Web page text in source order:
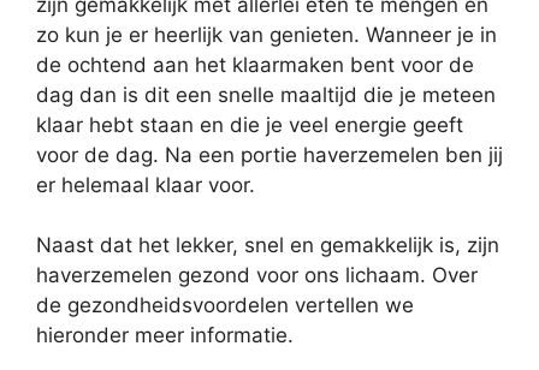
zo kun je er heerlijk van genieten. Wanneer je in
de ochtend aan het klaarmaken bent voor de
dag dan is dit een snelle maaltijd die je meteen
klaar hebt staan en die je veel energie geeft
voor de dag. Na een portie haverzemelen ben jij
er helemaal klaar voor.
Naast dat het lekker, snel en gemakkelijk is, zijn
haverzemelen gezond voor ons lichaam. Over
de gezondheidsvoordelen vertellen we
hieronder meer informatie.